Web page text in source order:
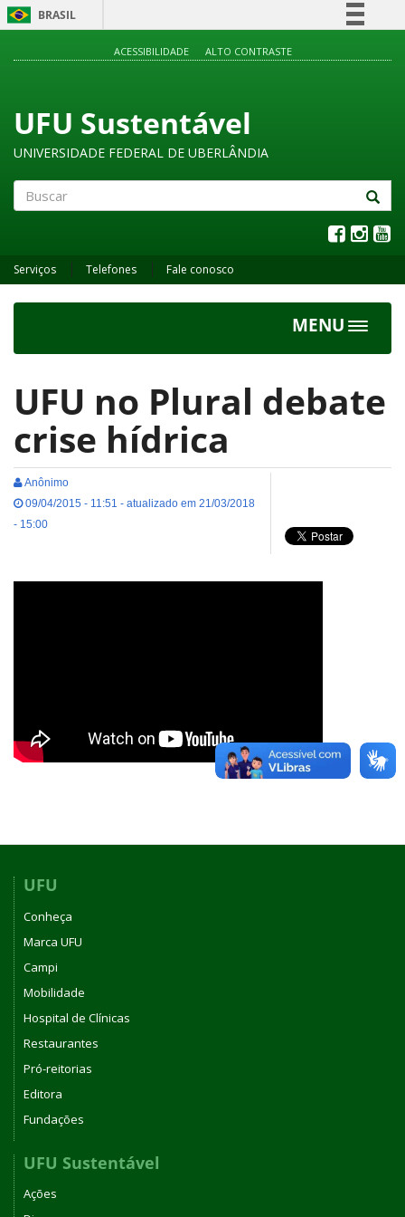
BRASIL
Acesso à informação
Legislação
Canais
ACESSIBILIDADE ALTO CONTRASTE
UFU Sustentável
UNIVERSIDADE FEDERAL DE UBERLÂNDIA
Serviços Telefones Fale conosco
MENU
Toggle
UFU no Plural debate
crise hídrica
Anônimo
09/04/2015 - 11:51 - atualizado em 21/03/2018
- 15:00
UFU
Conheça
Marca UFU
Campi
Mobilidade
Hospital de Clínicas
Restaurantes
Pró-reitorias
Editora
Fundações
UFU Sustentável
Ações